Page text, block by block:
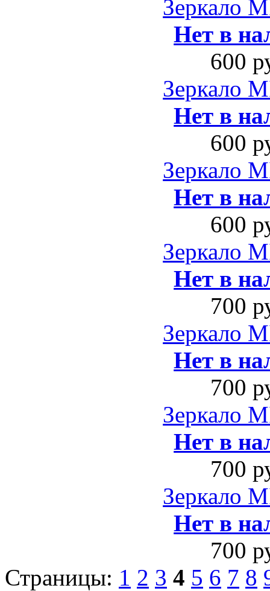
Зеркало
Нет в
600
Зеркало
Нет в
600
Зеркало
Нет в
600
Зеркало
Нет в
700
Зеркало
Нет в
700
Зеркало
Нет в
700
Зеркало
Нет в
700
Страницы: 1 2 3 4 5 6 7 8